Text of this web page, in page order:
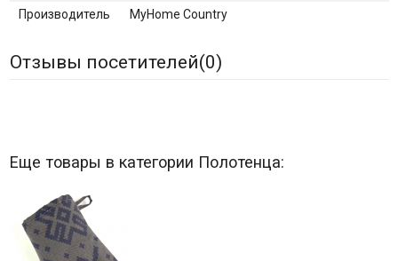
Производитель MyHome Country
Отзывы посетителей(0)
Еще товары в категории Полотенца: